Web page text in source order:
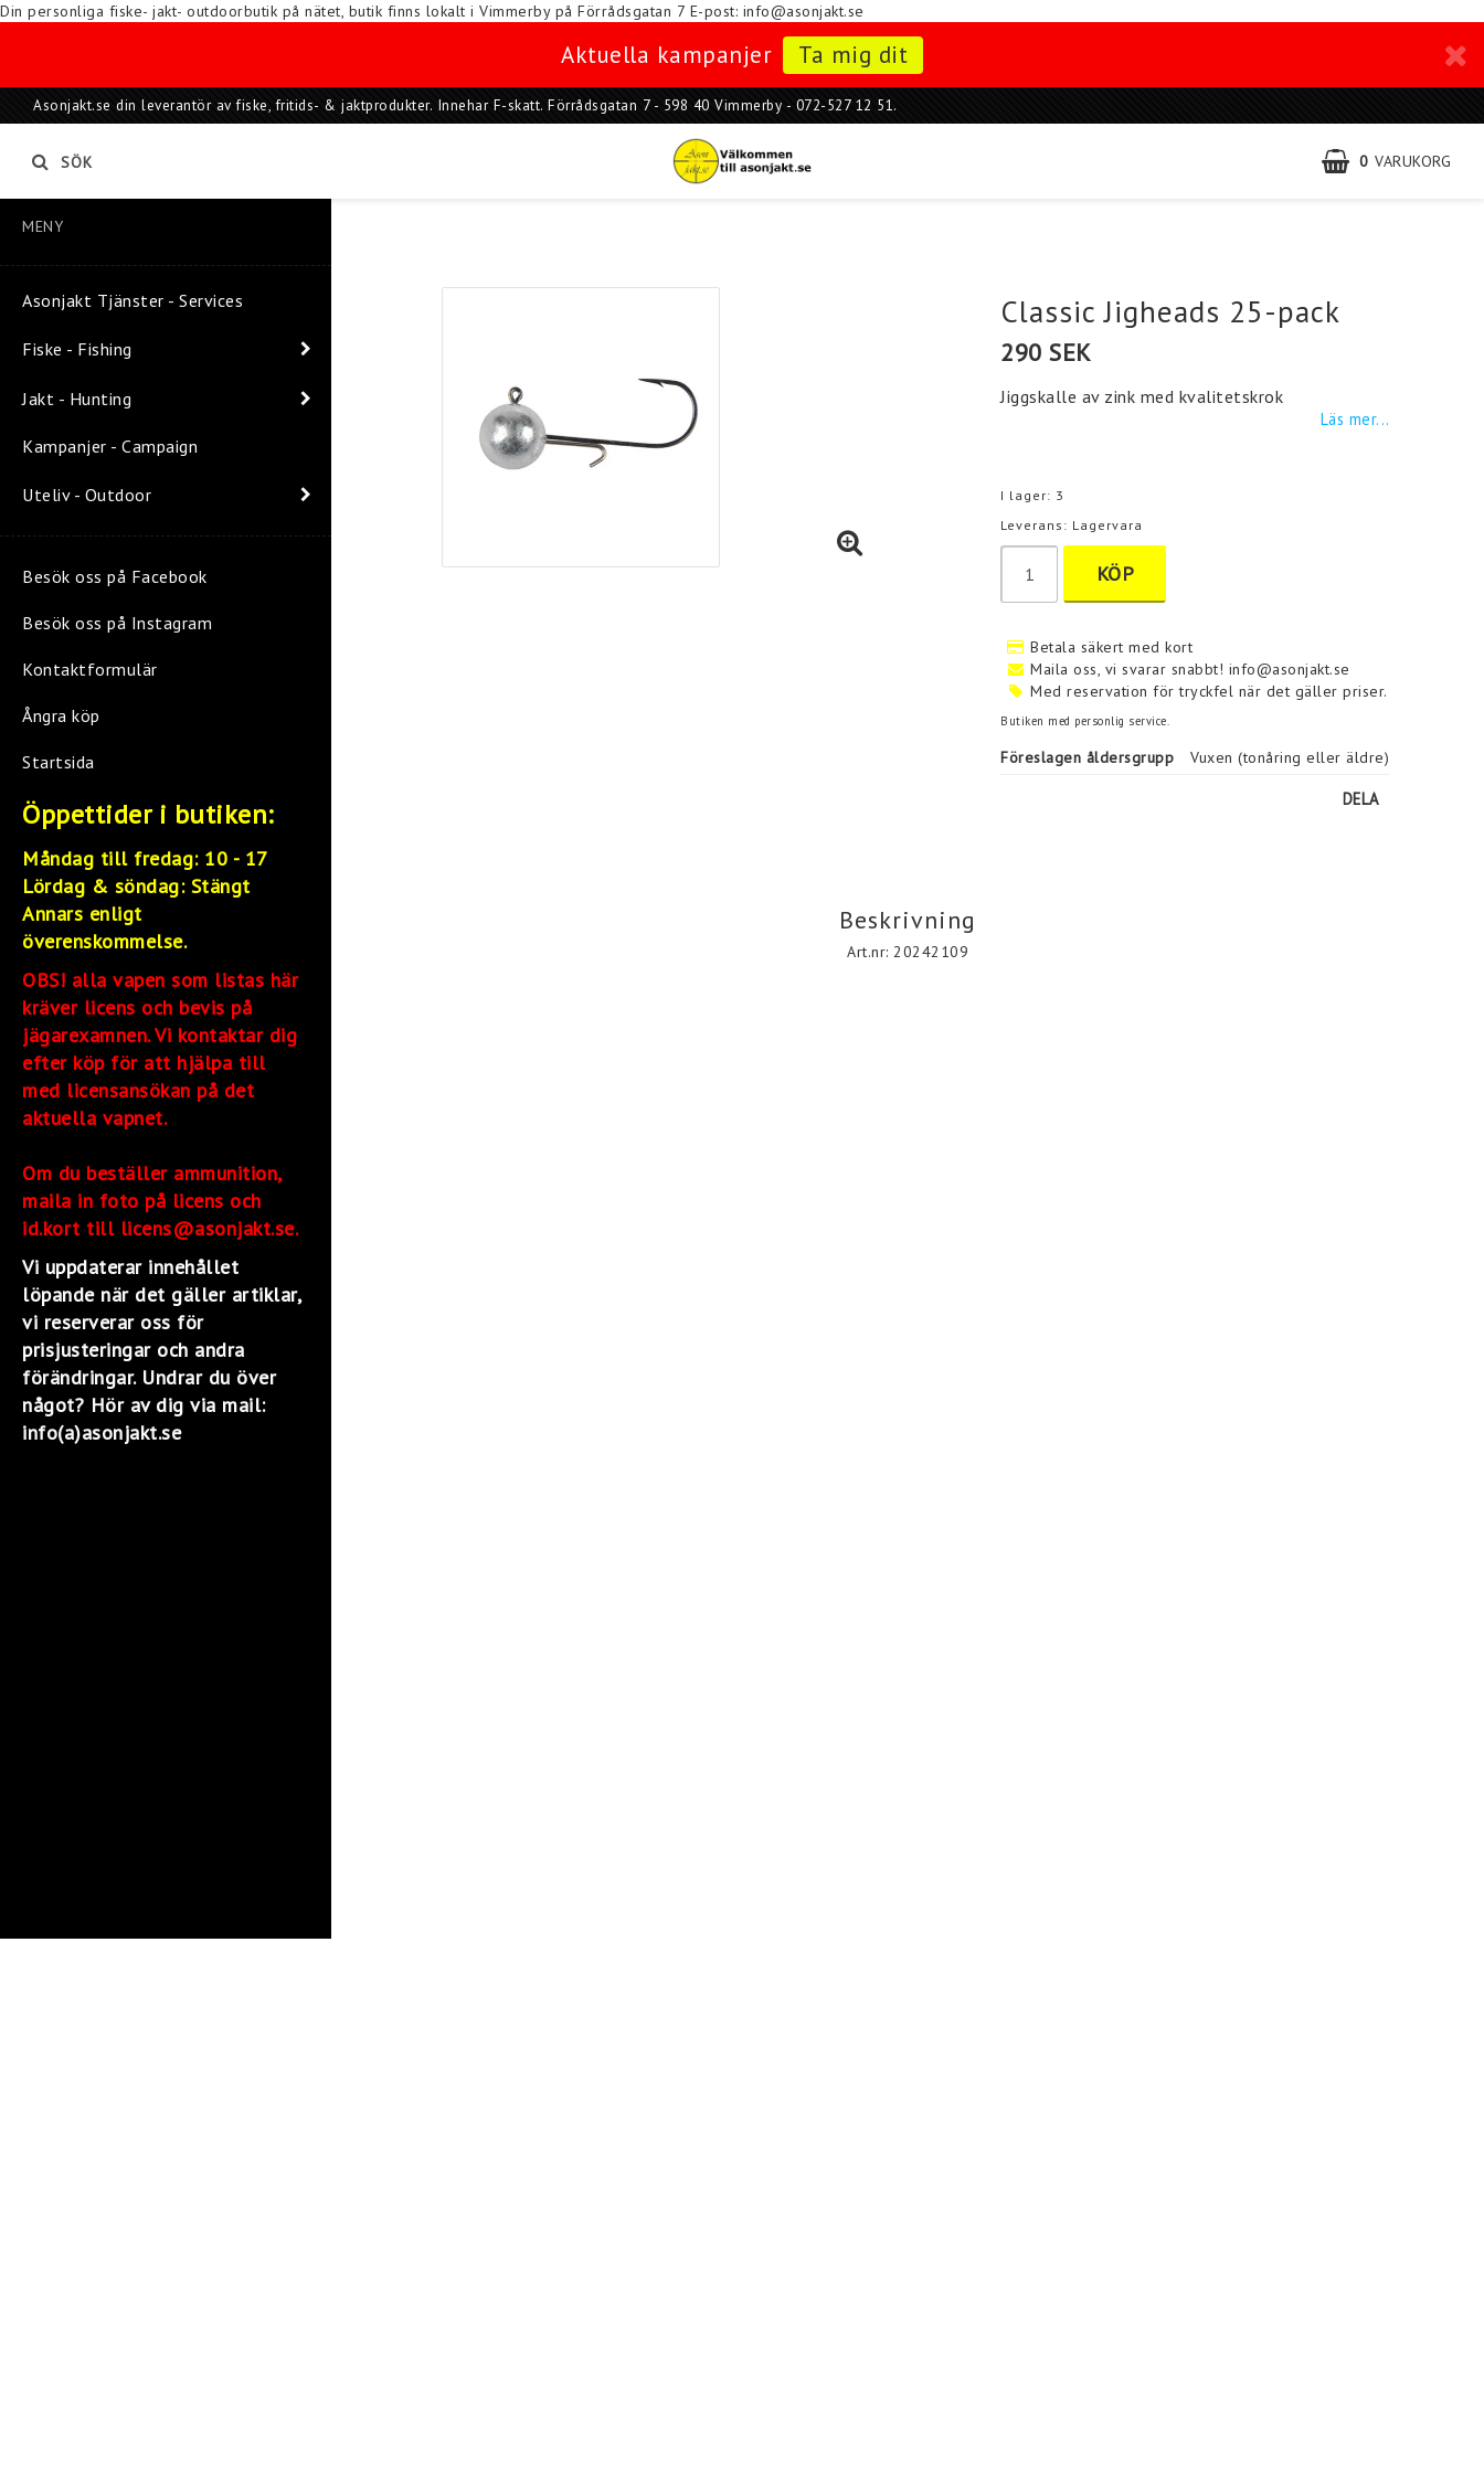
Din personliga fiske- jakt- outdoorbutik på nätet, butik finns lokalt i Vimmerby på Förrådsgatan 7 E-post: info@asonjakt.se
Aktuella kampanjer Ta mig dit
Asonjakt.se din leverantör av fiske, fritids- & jaktprodukter. Innehar F-skatt. Förrådsgatan 7 - 598 40 Vimmerby - 072-527 12 51.
0 VARUKORG
SÖK
MENY
Asonjakt Tjänster - Services
Fiske - Fishing
Jakt - Hunting
Kampanjer - Campaign
Uteliv - Outdoor
Besök oss på Facebook
Besök oss på Instagram
Kontaktformulär
Ångra köp
Startsida
Öppettider i butiken:
Måndag till fredag: 10 - 17
Lördag & söndag: Stängt
Annars enligt
överenskommelse.
OBS! alla vapen som listas här
kräver licens och bevis på
jägarexamnen. Vi kontaktar dig
efter köp för att hjälpa till
med licensansökan på det
aktuella vapnet.
Om du beställer ammunition,
maila in foto på licens och
id.kort till licens@asonjakt.se.
Vi uppdaterar innehållet
löpande när det gäller artiklar,
vi reserverar oss för
prisjusteringar och andra
förändringar. Undrar du över
något? Hör av dig via mail:
info(a)asonjakt.se
Classic Jigheads 25-pack
290 SEK
Jiggskalle av zink med kvalitetskrok
Läs mer...
I lager: 3
Leverans: Lagervara
KÖP
Betala säkert med kort
Maila oss, vi svarar snabbt! info@asonjakt.se
Med reservation för tryckfel när det gäller priser.
Butiken med personlig service.
Föreslagen åldersgrupp Vuxen (tonåring eller äldre)
DELA
Beskrivning
Art.nr: 20242109